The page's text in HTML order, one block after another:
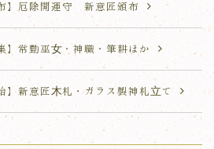
】厄除開運守 新意匠頒布
】常勤巫女・神職・筆耕ほか
】新意匠木札・ガラス製神札立て